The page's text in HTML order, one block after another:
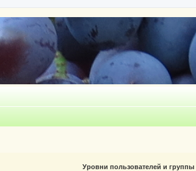
Уровни пользователей и группы